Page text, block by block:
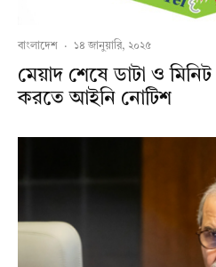
বাংলাদেশ · ১৪ জানুয়ারি, ২০২৫
মেয়াদ শেষে ডাটা ও
করতে আইনি নোটিশ